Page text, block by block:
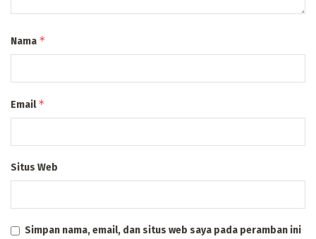
Nama *
Email*
Situs Web
Simpan nama, email, dan situs web saya pada peramban ini